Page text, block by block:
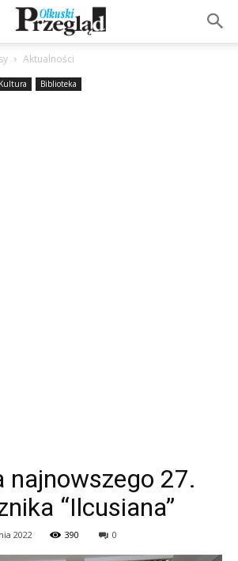
Aktualności
Kultura Biblioteka
najnowszego 27.
“Ilcusiana”
2022 390 0